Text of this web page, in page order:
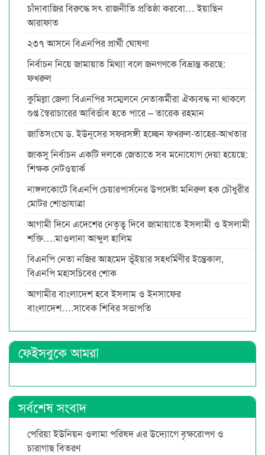
চাঁদাবাজির বিরুদ্ধে সৎ রাজনীতি প্রতিষ্ঠা করবো… ইয়াছিন
আরাফাত
২৩৭ আসনে বিএনপির প্রার্থী ঘোষণা
নির্বাচন নিয়ে জামায়াত মিথ্যা বলে জনগণকে বিভ্রান্ত করছে:
ফখরুল
কুমিল্লা জেলা বিএনপির সম্মেলনে নেতাকর্মীরা ঐক্যবদ্ধ না থাকলে
গুপ্ত স্বৈরাচারের আবির্ভাব হতে পারে – তারেক রহমান
জাতিসংঘে ড. ইউনূসের সফরসঙ্গী হচ্ছেন ফখরুল-তাহের-আখতার
জাকসু নির্বাচন একটি দলকে জেতাতে সব মনোযোগ দেয়া হয়েছে:
শিক্ষক নেটওয়ার্ক
নাঙ্গলকোটে বিএনপি চেয়ারপার্সনের উপদেষ্টা মনিরুল হক চৌধুরীর
মোটর শোভাযাত্রা
আগামী দিনে এদেশের নেতৃত্ব দিবে জামায়াতে ইসলামী ও ইসলামী
শক্তি….মাওলানা আব্দুল হালিম
বিএনপি নেতা নজির আহমেদ ভূঁইয়ার সহধর্মিণীর ইন্তেকাল,
বিএনপি মহাসচিবের শোক
আগামীর বাংলাদেশ হবে ইসলাম ও ইনসাফের
বাংলাদেশ….সাবেক শিবির সভাপতি
ফেইসবুকে আমরা
সর্বশেষ সংবাদ
পেরিয়া ইউনিয়ন ওলামা পরিষদ এর উদ্যোগে বৃক্ষরোপণ ও
চারাগাছ বিতরণ